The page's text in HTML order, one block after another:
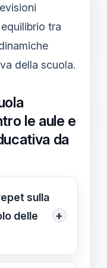
tra
della scuola.
le aule e
da
sulla
delle
+
educativa